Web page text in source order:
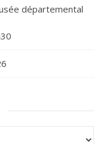
départemental